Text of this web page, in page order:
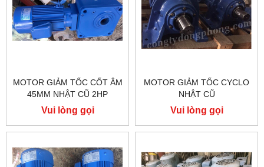
MOTOR GIẢM TỐC CỐT ÂM
45MM NHẬT CŨ 2HP
Vui lòng gọi
MOTOR GIẢM TỐC CYCLO
NHẬT CŨ
Vui lòng gọi